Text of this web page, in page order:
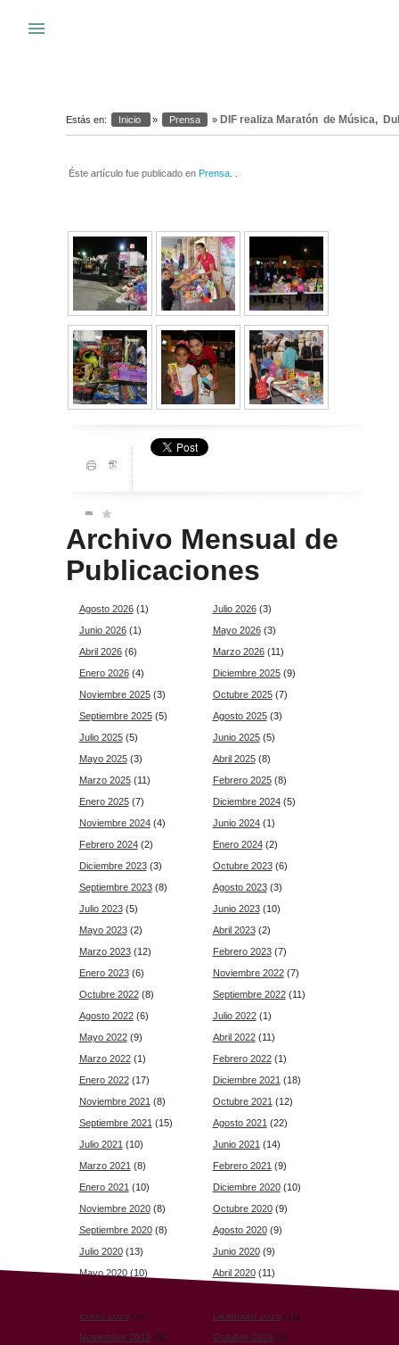
Warning
menu
Estás en: Inicio » Prensa » DIF realiza Maratón de Música,
Éste artículo fue publicado en Prensa. .
Archivo Mensual de
Publicaciones
Agosto 2026(1) Julio 2026(3)
Junio 2026(1) Mayo 2026(3)
Abril 2026(6) Marzo 2026(11)
Enero 2026(4) Diciembre 2025(9)
Noviembre 2025(3) Octubre 2025(7)
Septiembre 2025(5) Agosto 2025(3)
Julio 2025(5) Junio 2025(5)
Mayo 2025(3) Abril 2025(8)
Marzo 2025(11) Febrero 2025(8)
Enero 2025(7) Diciembre 2024(5)
Noviembre 2024(4) Junio 2024(1)
Febrero 2024(2) Enero 2024(2)
Diciembre 2023(3) Octubre 2023(6)
Septiembre 2023(8) Agosto 2023(3)
Julio 2023(5) Junio 2023(10)
Mayo 2023(2) Abril 2023(2)
Marzo 2023(12) Febrero 2023(7)
Enero 2023(6) Noviembre 2022(7)
Octubre 2022(8) Septiembre 2022(11)
Agosto 2022(6) Julio 2022(1)
Mayo 2022(9) Abril 2022(11)
Marzo 2022(1) Febrero 2022(1)
Enero 2022(17) Diciembre 2021 (18)
Noviembre 2021 (8) Octubre 2021 (12)
Septiembre 2021 (15) Agosto 2021 (22)
Julio 2021 (10) Junio 2021 (14)
Marzo 2021 (8) Febrero 2021 (9)
Enero 2021 (10) Diciembre 2020(10)
Noviembre 2020(8) Octubre 2020(9)
Septiembre 2020(8) Agosto 2020(9)
Julio 2020(13) Junio 2020(9)
Mayo 2020(10) Abril 2020(11)
Enero 2020(9) Diciembre 2019(11)
Noviembre 2019(6) Octubre 2019(5)